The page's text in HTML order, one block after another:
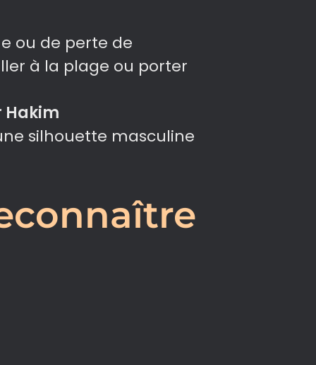
ou de perte de
à la plage ou porter
Hakim
silhouette masculine